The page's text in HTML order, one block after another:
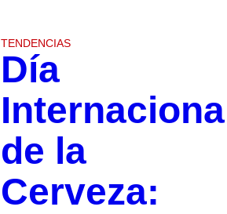
TENDENCIAS
Día
de la
Cerveza: